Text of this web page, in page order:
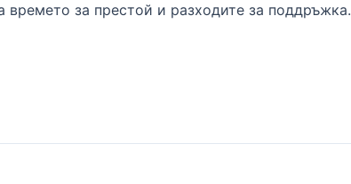
за престой и разходите за поддръжка.